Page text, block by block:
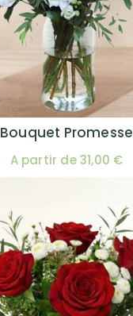
Bouquet Promesse
A partir de 31,00 €